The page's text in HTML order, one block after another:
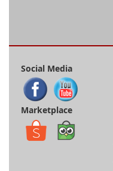
Social Media
Marketplace